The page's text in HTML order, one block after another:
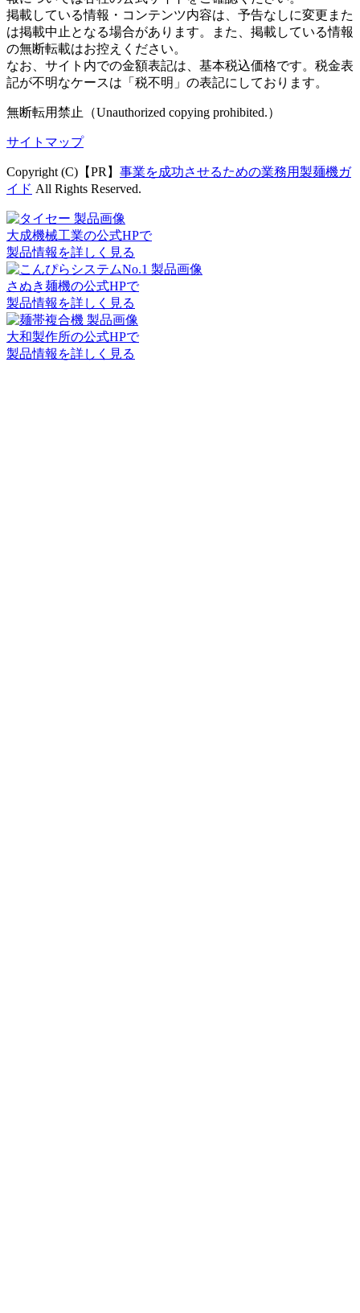
掲載している情報・コンテンツ内容は、予告なしに変更また
は掲載中止となる場合があります。また、掲載している情報
の無断転載はお控えください。
なお、サイト内での金額表記は、基本税込価格です。税金表
記が不明なケースは「税不明」の表記にしております。
無断転用禁止（Unauthorized copying prohibited.）
サイトマップ
Copyright (C)【PR】 事業を成功させるための業務用製麺機ガ
イド All Rights Reserved.
大成機械工業の公式HPで
製品情報を詳しく見る
さぬき麺機の公式HPで
製品情報を詳しく見る
大和製作所の公式HPで
製品情報を詳しく見る